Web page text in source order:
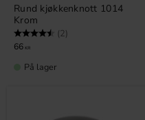
Rund kjøkkenknott 1014
Krom
Karakter: (2)
66 KR
På lager